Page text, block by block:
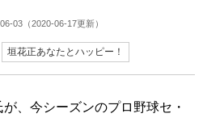
03 （2020-06-17更新）
垣花正あなたとハッピー！
、今シーズンのプロ野球セ・